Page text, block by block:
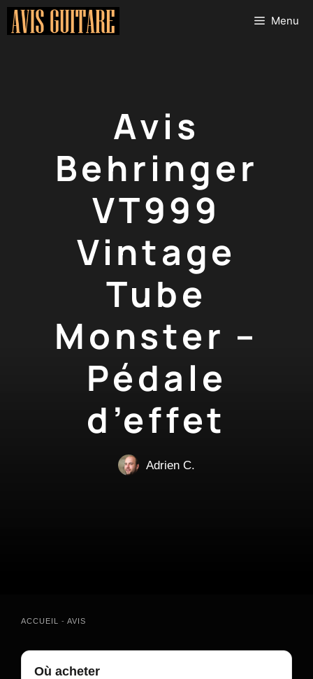
Aller
Menu
Avis
Behringer
VT999
Vintage
Tube
Monster –
Pédale
d’effet
Adrien C.
ACCUEIL - AVIS
Où acheter